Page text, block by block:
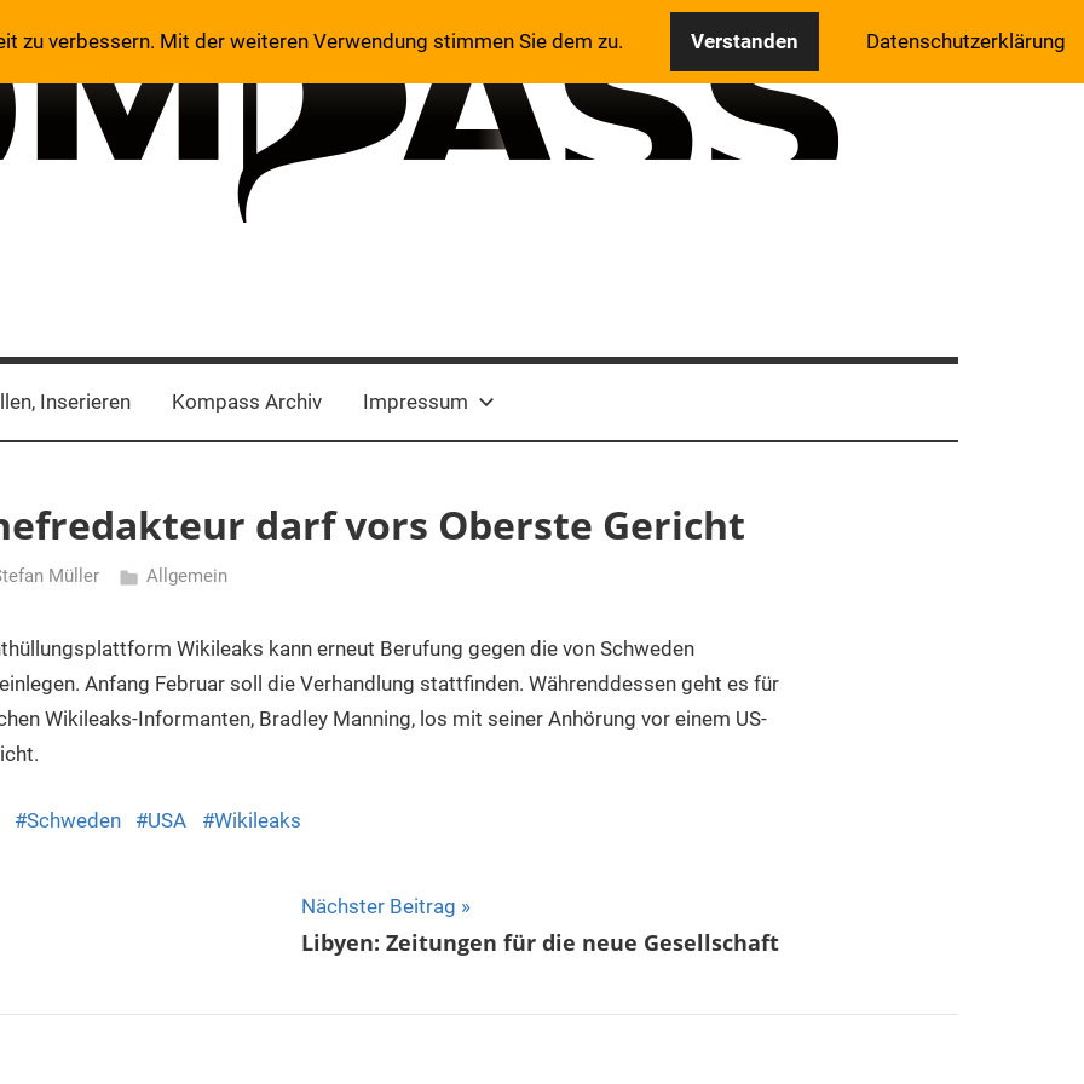
Inserieren Kompass Archiv Impressum
darf vors Oberste Gericht
Müller Allgemein
Wikileaks kann erneut Berufung gegen die von Schweden
Anfang Februar soll die Verhandlung stattfinden. Währenddessen geht es für
Wikileaks-Informanten, Bradley Manning, los mit seiner Anhörung vor einem US-
Schweden USA Wikileaks
Nächster Beitrag
Libyen: Zeitungen für die neue Gesellschaft
zu verbessern. Mit der weiteren Verwendung stimmen Sie dem zu. Verstanden Datenschutzerklärung